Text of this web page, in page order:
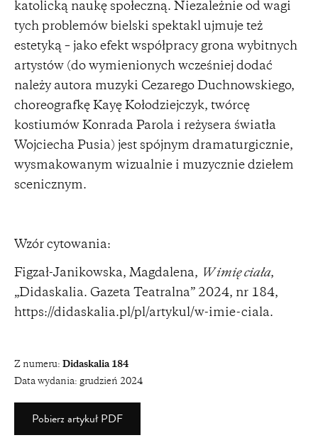
katolicką naukę społeczną. Niezależnie od wagi
tych problemów bielski spektakl ujmuje też
estetyką – jako efekt współpracy grona wybitnych
artystów (do wymienionych wcześniej dodać
należy autora muzyki Cezarego Duchnowskiego,
choreografkę Kayę Kołodziejczyk, twórcę
kostiumów Konrada Parola i reżysera światła
Wojciecha Pusia) jest spójnym dramaturgicznie,
wysmakowanym wizualnie i muzycznie dziełem
scenicznym.
Wzór cytowania:
Figzał-Janikowska, Magdalena, W imię ciała,
„Didaskalia. Gazeta Teatralna” 2024, nr 184,
https://didaskalia.pl/pl/artykul/w-imie-ciala.
Z numeru: Didaskalia 184
Data wydania: grudzień 2024
Pobierz artykuł PDF